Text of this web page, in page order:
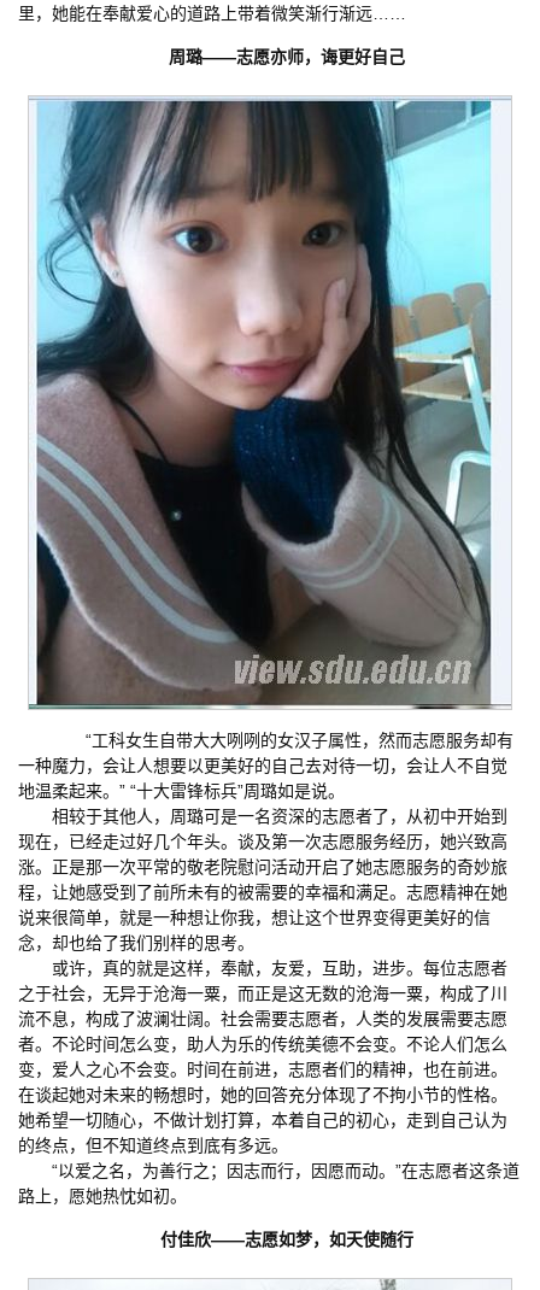
里，她能在奉献爱心的道路上带着微笑渐行渐远……
周璐——志愿亦师，诲更好自己
“工科女生自带大大咧咧的女汉子属性，然而志愿服务却有
一种魔力，会让人想要以更美好的自己去对待一切，会让人不自觉
地温柔起来。” “十大雷锋标兵”周璐如是说。
相较于其他人，周璐可是一名资深的志愿者了，从初中开始到
现在，已经走过好几个年头。谈及第一次志愿服务经历，她兴致高
涨。正是那一次平常的敬老院慰问活动开启了她志愿服务的奇妙旅
程，让她感受到了前所未有的被需要的幸福和满足。志愿精神在她
说来很简单，就是一种想让你我，想让这个世界变得更美好的信
念，却也给了我们别样的思考。
或许，真的就是这样，奉献，友爱，互助，进步。每位志愿者
之于社会，无异于沧海一粟，而正是这无数的沧海一粟，构成了川
流不息，构成了波澜壮阔。社会需要志愿者，人类的发展需要志愿
者。不论时间怎么变，助人为乐的传统美德不会变。不论人们怎么
变，爱人之心不会变。时间在前进，志愿者们的精神，也在前进。
在谈起她对未来的畅想时，她的回答充分体现了不拘小节的性格。
她希望一切随心，不做计划打算，本着自己的初心，走到自己认为
的终点，但不知道终点到底有多远。
“以爱之名，为善行之；因志而行，因愿而动。”在志愿者这条道
路上，愿她热忱如初。
付佳欣——志愿如梦，如天使随行